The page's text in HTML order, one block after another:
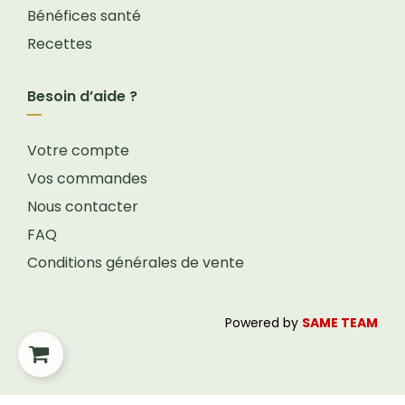
Bénéfices santé
Recettes
Besoin d’aide ?
Votre compte
Vos commandes
Nous contacter
FAQ
Conditions générales de vente
Powered by SAME TEAM